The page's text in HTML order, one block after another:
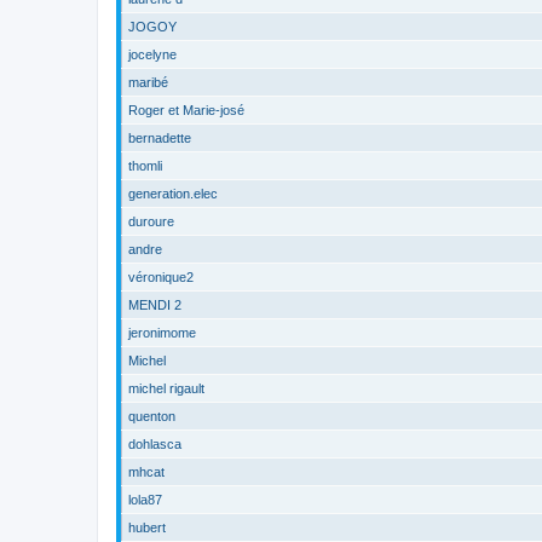
JOGOY
jocelyne
maribé
Roger et Marie-josé
bernadette
thomli
generation.elec
duroure
andre
véronique2
MENDI 2
jeronimome
Michel
michel rigault
quenton
dohlasca
mhcat
lola87
hubert